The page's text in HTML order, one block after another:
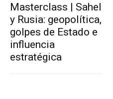
Masterclass | Sahel
y Rusia: geopolítica,
golpes de Estado e
influencia
estratégica